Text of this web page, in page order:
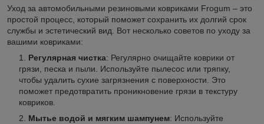
Уход за автомобильными резиновыми ковриками Frogum – это
простой процесс, который поможет сохранить их долгий срок
службы и эстетический вид. Вот несколько советов по уходу за
вашими ковриками:
Регулярная чистка: Регулярно очищайте коврики от
грязи, песка и пыли. Используйте пылесос или тряпку,
чтобы удалить сухие загрязнения с поверхности. Это
поможет предотвратить проникновение грязи в текстуру
ковриков.
Мытье водой и мягким шампунем: Используйте